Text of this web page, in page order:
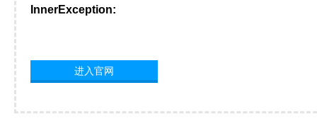
InnerException:
进入官网